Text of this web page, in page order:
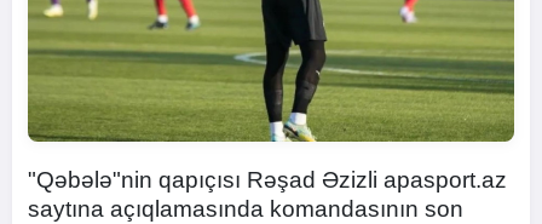
"Qəbələ"nin qapıçısı Rəşad Əzizli apasport.az
saytına açıqlamasında komandasının son